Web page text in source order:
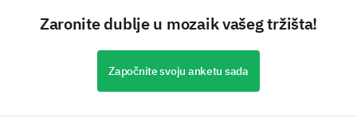
Zaronite dublje u mozaik vašeg tržišta!
Započnite svoju anketu sada